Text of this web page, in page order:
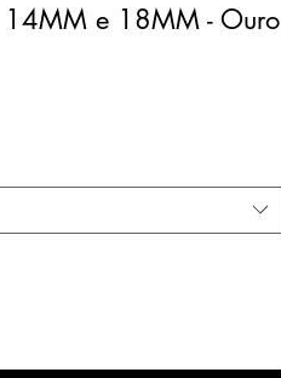
14MM e 18MM - Ouro